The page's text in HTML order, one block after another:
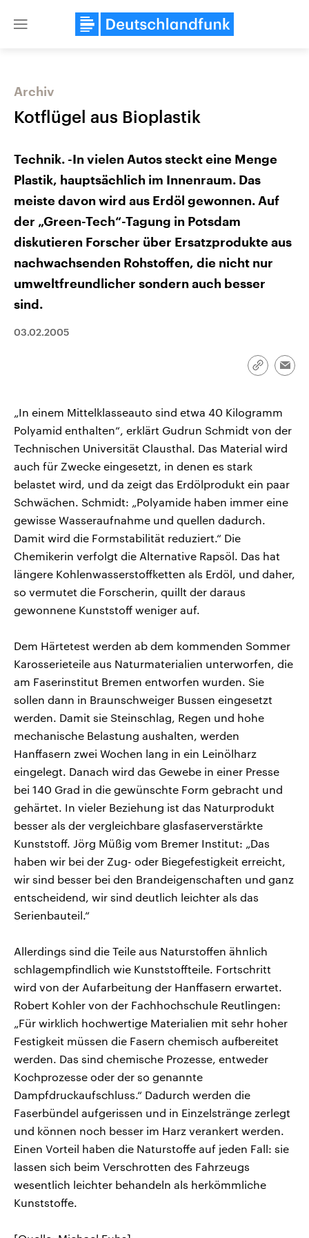
Close
Landtagswahl Sachsen-Anhalt
Alle Informationen
September 2026 einen neuen
Bundesland von einer Koalition aus
Umfragen, Prognosen,
USA
Aktuelle Beiträge,
Hintergründe
gehören die Vereinigten
Archiv
Kotflügel aus Bioplastik
Technik. -In vielen Autos steckt eine Menge
Plastik, hauptsächlich im Innenraum. Das
meiste davon wird aus Erdöl gewonnen. Auf
der „Green-Tech“-Tagung in Potsdam
diskutieren Forscher über Ersatzprodukte aus
nachwachsenden Rohstoffen, die nicht nur
umweltfreundlicher sondern auch besser
sind.
03.02.2005
Link
„In einem Mittelklasseauto sind etwa 40 Kilogramm
Polyamid enthalten“, erklärt Gudrun Schmidt von der
Technischen Universität Clausthal. Das Material wird
auch für Zwecke eingesetzt, in denen es stark
belastet wird, und da zeigt das Erdölprodukt ein paar
Schwächen. Schmidt: „Polyamide haben immer eine
gewisse Wasseraufnahme und quellen dadurch.
Damit wird die Formstabilität reduziert.“ Die
Chemikerin verfolgt die Alternative Rapsöl. Das hat
längere Kohlenwasserstoffketten als Erdöl, und daher,
so vermutet die Forscherin, quillt der daraus
gewonnene Kunststoff weniger auf.
Dem Härtetest werden ab dem kommenden Sommer
Karosserieteile aus Naturmaterialien unterworfen, die
am Faserinstitut Bremen entworfen wurden. Sie
sollen dann in Braunschweiger Bussen eingesetzt
werden. Damit sie Steinschlag, Regen und hohe
mechanische Belastung aushalten, werden
Hanffasern zwei Wochen lang in ein Leinölharz
eingelegt. Danach wird das Gewebe in einer Presse
bei 140 Grad in die gewünschte Form gebracht und
gehärtet. In vieler Beziehung ist das Naturprodukt
besser als der vergleichbare glasfaserverstärkte
Kunststoff. Jörg Müßig vom Bremer Institut: „Das
haben wir bei der Zug- oder Biegefestigkeit erreicht,
wir sind besser bei den Brandeigenschaften und ganz
entscheidend, wir sind deutlich leichter als das
Serienbauteil.“
Allerdings sind die Teile aus Naturstoffen ähnlich
schlagempfindlich wie Kunststoffteile. Fortschritt
wird von der Aufarbeitung der Hanffasern erwartet.
Robert Kohler von der Fachhochschule Reutlingen:
„Für wirklich hochwertige Materialien mit sehr hoher
Festigkeit müssen die Fasern chemisch aufbereitet
werden. Das sind chemische Prozesse, entweder
Kochprozesse oder der so genannte
Dampfdruckaufschluss.“ Dadurch werden die
Faserbündel aufgerissen und in Einzelstränge zerlegt
und können noch besser im Harz verankert werden.
Einen Vorteil haben die Naturstoffe auf jeden Fall: sie
lassen sich beim Verschrotten des Fahrzeugs
wesentlich leichter behandeln als herkömmliche
Kunststoffe.